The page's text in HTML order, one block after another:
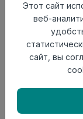
Товарная
группа
8,5
Поверхность
Страна
происхождения
Номер
Этот сайт
веб-
сайт, вы